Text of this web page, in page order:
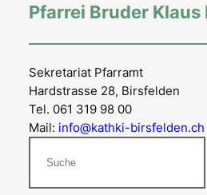
Pfarrei Bruder
Sekretariat Pfarramt
Hardstrasse 28, Birsfelden
Tel. 061 319 98 00
Mail: info@kathki-birsfelden.ch